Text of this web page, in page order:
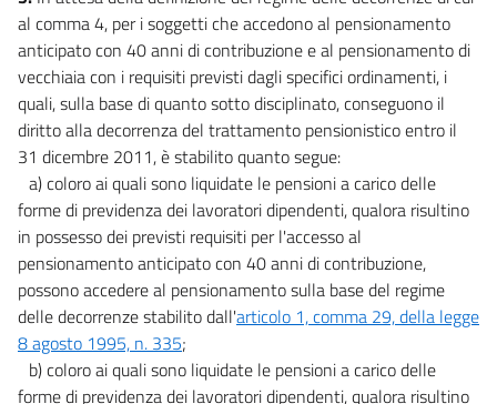
al comma 4, per i soggetti che accedono al pensionamento
anticipato con 40 anni di contribuzione e al pensionamento di
vecchiaia con i requisiti previsti dagli specifici ordinamenti, i
quali, sulla base di quanto sotto disciplinato, conseguono il
diritto alla decorrenza del trattamento pensionistico entro il
31 dicembre 2011, è stabilito quanto segue:
a) coloro ai quali sono liquidate le pensioni a carico delle
forme di previdenza dei lavoratori dipendenti, qualora risultino
in possesso dei previsti requisiti per l'accesso al
pensionamento anticipato con 40 anni di contribuzione,
possono accedere al pensionamento sulla base del regime
delle decorrenze stabilito dall'articolo 1, comma 29, della legge
8 agosto 1995, n. 335;
b) coloro ai quali sono liquidate le pensioni a carico delle
forme di previdenza dei lavoratori dipendenti, qualora risultino